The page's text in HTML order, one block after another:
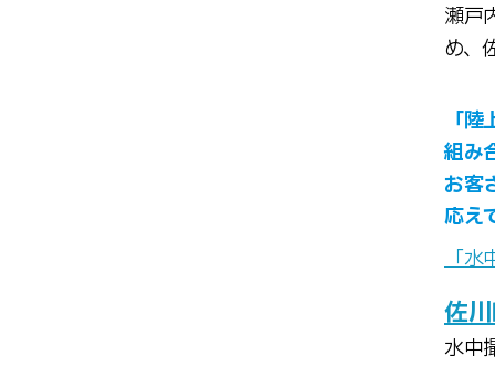
瀬戸
め、
「
組み
お客
応え
「水
佐
水中